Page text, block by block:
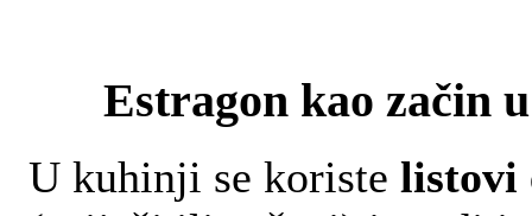
Estragon kao začin
U kuhinji se koriste listovi